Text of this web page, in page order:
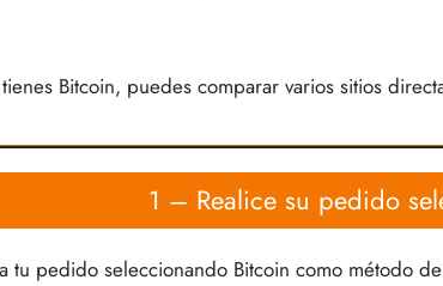
Bitcoin, puedes comparar varios sitios
1 – Realice su pedido
tu pedido seleccionando Bitcoin como método